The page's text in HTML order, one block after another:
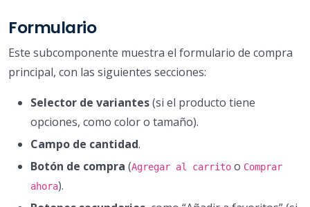
Formulario
Este subcomponente muestra el formulario de compra
principal, con las siguientes secciones:
Selector de variantes(si el producto tiene
opciones, como color o tamaño).
Campo de cantidad.
Botón de compra (Agregar al carrito o Comprar
ahora).